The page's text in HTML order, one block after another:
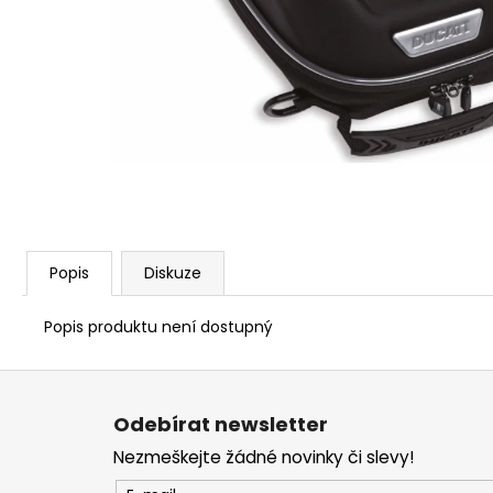
Popis Diskuze
Popis produktu není dostupný
Z
Odebírat newsletter
Nezmeškejte žádné novinky či slevy!